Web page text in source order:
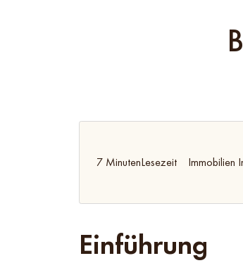
7 MinutenLesezeit Immobilien
Einführung